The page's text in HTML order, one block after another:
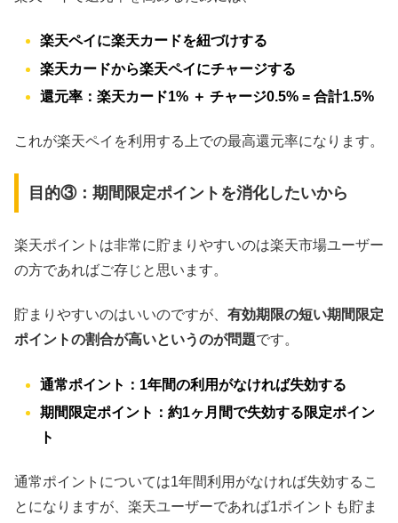
楽天ペイに楽天カードを紐づけする
楽天カードから楽天ペイにチャージする
還元率：楽天カード1% ＋ チャージ0.5% = 合計1.5%
これが楽天ペイを利用する上での最高還元率になります。
目的③：期間限定ポイントを消化したいから
楽天ポイントは非常に貯まりやすいのは楽天市場ユーザー
の方であればご存じと思います。
貯まりやすいのはいいのですが、 有効期限の短い期間限定
ポイントの割合が高いというのが問題です。
通常ポイント：1年間の利用がなければ失効する
期間限定ポイント：約1ヶ月間で失効する限定ポイン
ト
通常ポイントについては1年間利用がなければ失効するこ
とになりますが、楽天ユーザーであれば1ポイントも貯ま